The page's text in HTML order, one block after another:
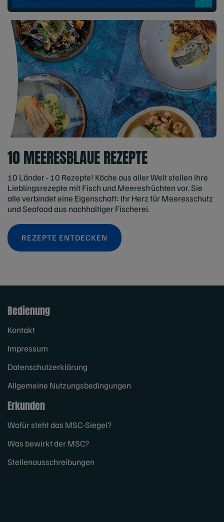
10 MEERESBLAUE REZEPTE
10 Länder - 10 Rezepte! Köche aus aller Welt stellen ihre
Lieblingsrezepte mit Fisch und Meeresfrüchten vor. Sie
alle verbindet eine Eigenschaft: Ihr Herz für Meeresschutz
und Seafood aus nachhaltiger Fischerei.
REZEPTE ENTDECKEN
Bedienung
Kontakt
Impressum
Datenschutzerklärung
Allgemeine Nutzungsbedingungen
Erkunden
Wofür steht das MSC-Siegel?
Was bewirkt der MSC?
Stellenausschreibungen